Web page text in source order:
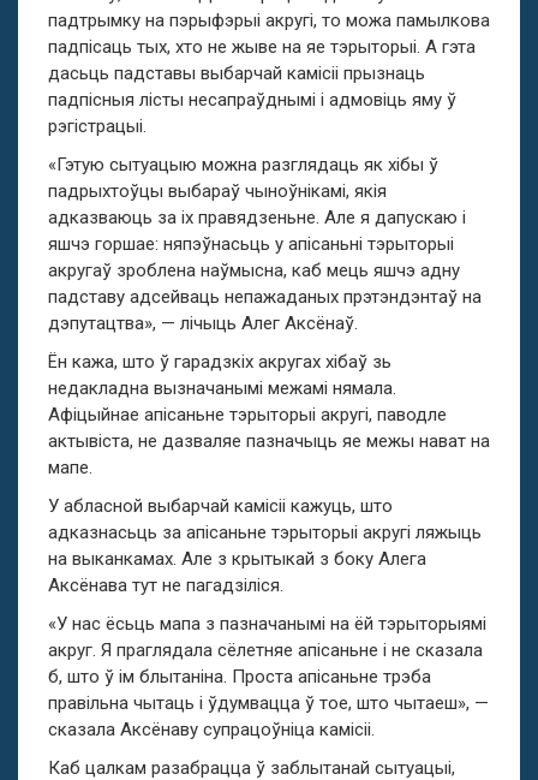
падтрымку на пэрыфэрыі акругі, то можа памылкова
падпісаць тых, хто не жыве на яе тэрыторыі. А гэта
дасьць падставы выбарчай камісіі прызнаць
падпісныя лісты несапраўднымі і адмовіць яму ў
рэгістрацыі.
«Гэтую сытуацыю можна разглядаць як хібы ў
падрыхтоўцы выбараў чыноўнікамі, якія
адказваюць за іх правядзеньне. Але я дапускаю і
яшчэ горшае: няпэўнасьць у апісаньні тэрыторыі
акругаў зроблена наўмысна, каб мець яшчэ адну
падставу адсейваць непажаданых прэтэндэнтаў на
дэпутацтва», — лічыць Алег Аксёнаў.
Ён кажа, што ў гарадзкіх акругах хібаў зь
недакладна вызначанымі межамі нямала.
Афіцыйнае апісаньне тэрыторыі акругі, паводле
актывіста, не дазваляе пазначыць яе межы нават на
мапе.
У абласной выбарчай камісіі кажуць, што
адказнасьць за апісаньне тэрыторыі акругі ляжыць
на выканкамах. Але з крытыкай з боку Алега
Аксёнава тут не пагадзіліся.
«У нас ёсьць мапа з пазначанымі на ёй тэрыторыямі
акруг. Я праглядала сёлетняе апісаньне і не сказала
б, што ў ім блытаніна. Проста апісаньне трэба
правільна чытаць і ўдумвацца ў тое, што чытаеш», —
сказала Аксёнаву супрацоўніца камісіі.
Каб цалкам разабрацца ў заблытанай сытуацыі,